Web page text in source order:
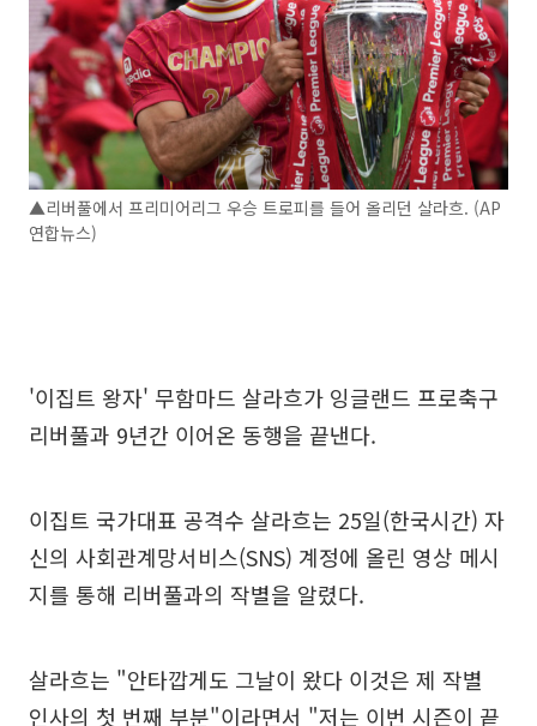
▲리버풀에서 프리미어리그 우승 트로피를 들어 올리던 살라흐. (AP
연합뉴스)
'이집트 왕자' 무함마드 살라흐가 잉글랜드 프로축구
리버풀과 9년간 이어온 동행을 끝낸다.
이집트 국가대표 공격수 살라흐는 25일(한국시간) 자
신의 사회관계망서비스(SNS) 계정에 올린 영상 메시
지를 통해 리버풀과의 작별을 알렸다.
살라흐는 "안타깝게도 그날이 왔다 이것은 제 작별
인사의 첫 번째 부분"이라면서 "저는 이번 시즌이 끝